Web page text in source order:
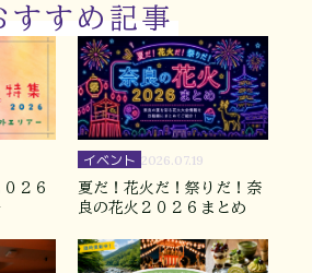
すすめ記事
２６
イベント 2026.07.19
夏だ！花火だ！祭りだ！奈
良の花火２０２６まとめ